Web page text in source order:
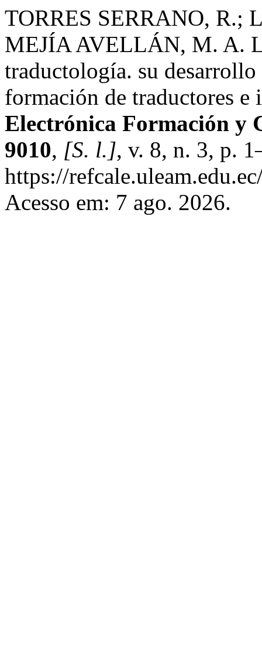
TORRES SERRANO, R.;
MEJÍA AVELLÁN, M. A.
traductología. su
formación de traductores e
Electrónica Formación y
9010, [S. l.], v. 8, n. 3, p.
https://
Acesso em: 7 ago. 2026.